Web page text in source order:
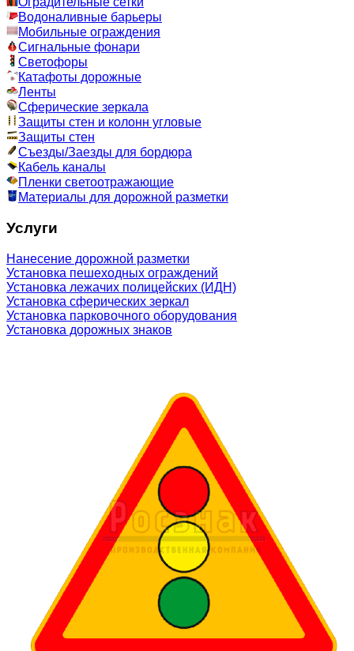
Водоналивные барьеры
Мобильные ограждения
Сигнальные фонари
Светофоры
Катафоты дорожные
Ленты
Сферические зеркала
Защиты стен и колонн угловые
Защиты стен
Съезды/Заезды для бордюра
Кабель каналы
Пленки светоотражающие
Материалы для дорожной разметки
Услуги
Нанесение дорожной разметки
Установка пешеходных ограждений
Установка лежачих полицейских (ИДН)
Установка сферических зеркал
Установка парковочного оборудования
Установка дорожных знаков